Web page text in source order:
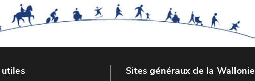
Sites généraux de la Wallonie